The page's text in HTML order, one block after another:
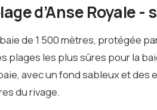
d’Anse Royale
de 1 500 mètres, protégée
plages les plus sûres pour la
avec un fond sableux et
du rivage.